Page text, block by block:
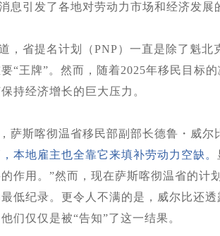
息引发了各地对劳动力市场和经济发展
，省提名计划（PNP）一直是除了魁北
“王牌”。然而，随着2025年移民目标
持经济增长的巨大压力。
萨斯喀彻温省移民部副部长德鲁・威尔
本地雇主也全靠它来填补劳动力空缺。
作用。 ”然而，现在萨斯喀彻温省的计
低纪录。更令人不满的是，威尔比还
们仅仅是被“告知”了这一结果。